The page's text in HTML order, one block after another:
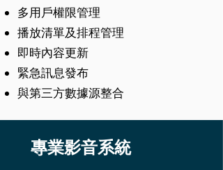
多用戶權限管理
播放清單及排程管理
即時內容更新
緊急訊息發布
與第三方數據源整合
專業影音系統